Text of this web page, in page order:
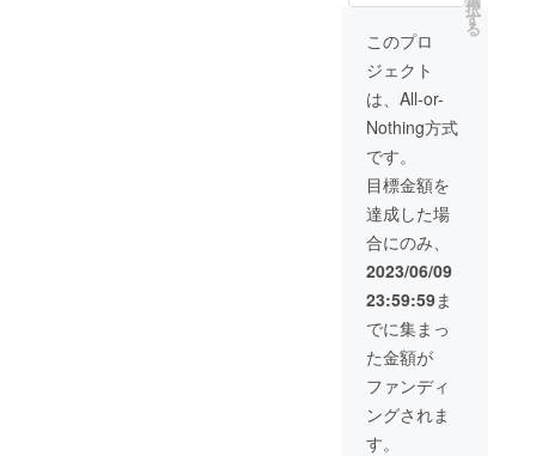
をよろ
願いし
ます。
★公序
良俗に
反する
内容、
違反す
る内容
などは
お受け
できま
せんの
で、ご
了承の
ほどお
願いし
ます。
上かか
は場所
の変更
をお願
いする
ござい
ます。
★支援
とお食
事を共
にする
場合は
飲食費
を別途
頂戴し
ます。
★ボー
ドゲー
ねます
ご了承
くださ
カウン
発信さ
せてい
ます。
のイン
スタア
カウン
トは７
月に公
しま
す。 ★
企業の
事業内
容に
よって
はこち
年6月30
にご使
用くだ
★イベ
機材や
飲食に
ついて
は 用
意して
くか別
途ご請
求させ
ていた
だきま
す。 ★
公序良
みご使
用にな
れま
す。 本
券は初
回来店
ます。
（受け
取る当
日より
ご利用
いただ
けま
す。）
◆注意
★本券
の有効
期限は
2024年
ただき
ます。
希望の
ボード
ゲーム
を用い
たリー
＆投稿
させて
いただ
きま
す。 ◆
詳細 イ
ベン
ト、広
報は
１ヶ月
に合計
３回さ
せてい
択
す
る
このプロ
ジェクト
は、All-or-
Nothing方式
です。
目標金額を
達成した場
合にのみ、
2023/06/09
23:59:59ま
でに集まっ
た金額が
ファンディ
ングされま
す。